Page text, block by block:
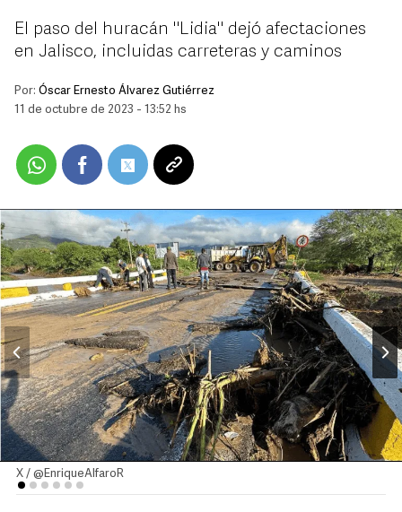
El paso del huracán "Lidia" dejó afectaciones
en Jalisco, incluidas carreteras y caminos
Por: Óscar Ernesto Álvarez Gutiérrez
11 de octubre de 2023 - 13:52 hs
X / @EnriqueAlfaroR